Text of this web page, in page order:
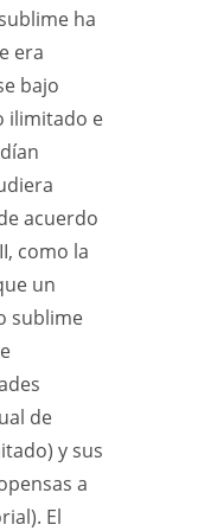
ha
era
bajo
ilimitado e
acuerdo
como la
un
sublime
de
y sus
a
El